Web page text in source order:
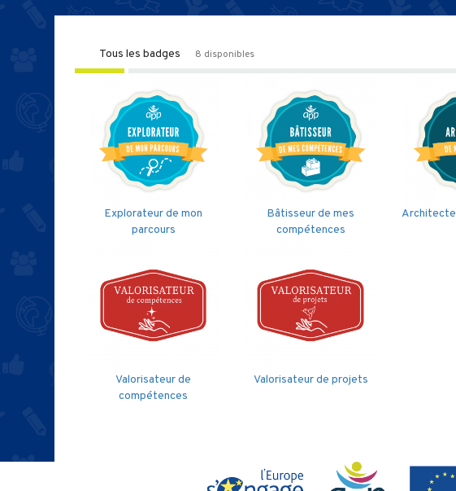
Tous les badges 8 disponibles
Explorateur de mon
parcours
Bâtisseur de mes
compétences
Valorisateur de
compétences
Valorisateur de projets